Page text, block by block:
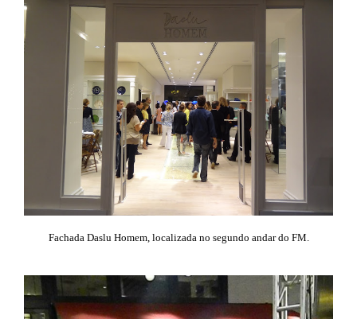
Fachada Daslu Homem, localizada no segundo andar do FM.